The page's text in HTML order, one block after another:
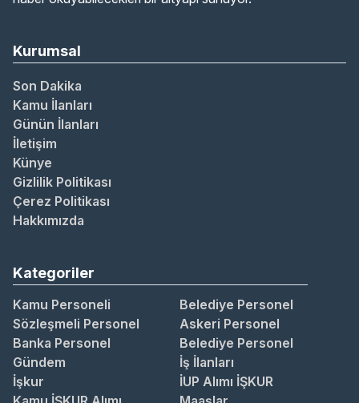
Kurumsal
Son Dakika
Kamu İlanları
Günün İlanları
İletişim
Künye
Gizlilik Politikası
Çerez Politikası
Hakkımızda
Kategoriler
Kamu Personeli
Belediye Personel
Sözleşmeli Personel
Askeri Personel
Banka Personel
Belediye Personel
Gündem
İş İlanları
İşkur
İUP Alımı İŞKUR